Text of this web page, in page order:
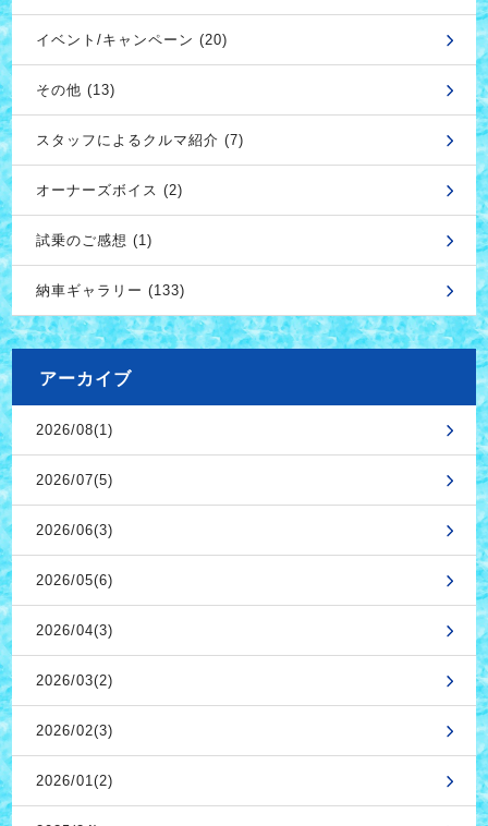
イベント/キャンペーン (20)
その他 (13)
スタッフによるクルマ紹介 (7)
オーナーズボイス (2)
試乗のご感想 (1)
納車ギャラリー (133)
アーカイブ
2026/08(1)
2026/07(5)
2026/06(3)
2026/05(6)
2026/04(3)
2026/03(2)
2026/02(3)
2026/01(2)